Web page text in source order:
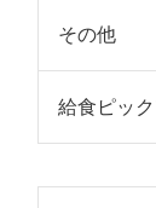
その他
給食ピッ